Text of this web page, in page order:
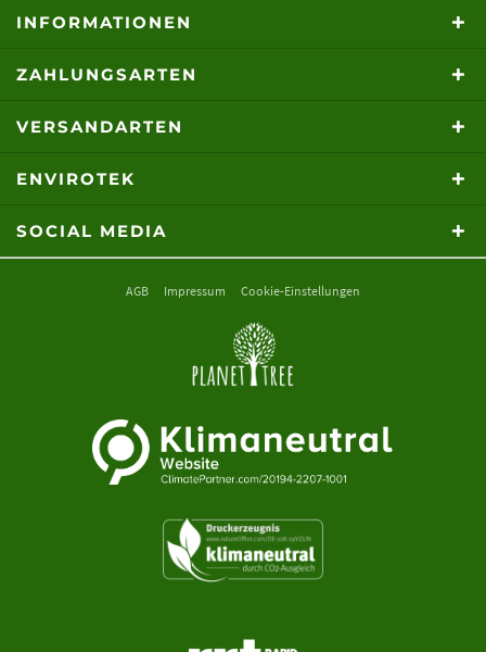
INFORMATIONEN
ZAHLUNGSARTEN
VERSANDARTEN
ENVIROTEK
SOCIAL MEDIA
AGB Impressum Cookie-Einstellungen